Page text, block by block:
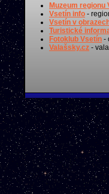
Muzeum regionu
Vsetín info -
Vsetín v
Turistické
Fotoklub Vsetín -
Valašsky.cz -